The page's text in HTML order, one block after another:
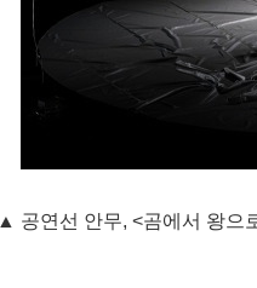
▲ 공연선 안무, <곰에서 왕으